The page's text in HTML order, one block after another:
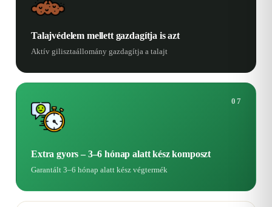
Talajvédelem mellett gazdagítja is azt
Aktív gilisztaállomány gazdagítja a talajt
07
Extra gyors – 3–6 hónap alatt kész komposzt
Garantált 3–6 hónap alatt kész végtermék